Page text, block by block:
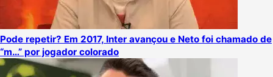
Pode repetir? Em 2017, Inter avançou e Neto foi chamado de
“m…” por jogador colorado